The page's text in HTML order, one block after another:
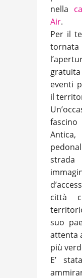
nella
Air.
Per il
eventi
il
strada
città
suo
attenta
più
E’